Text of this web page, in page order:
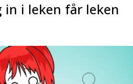
in i leken får leken